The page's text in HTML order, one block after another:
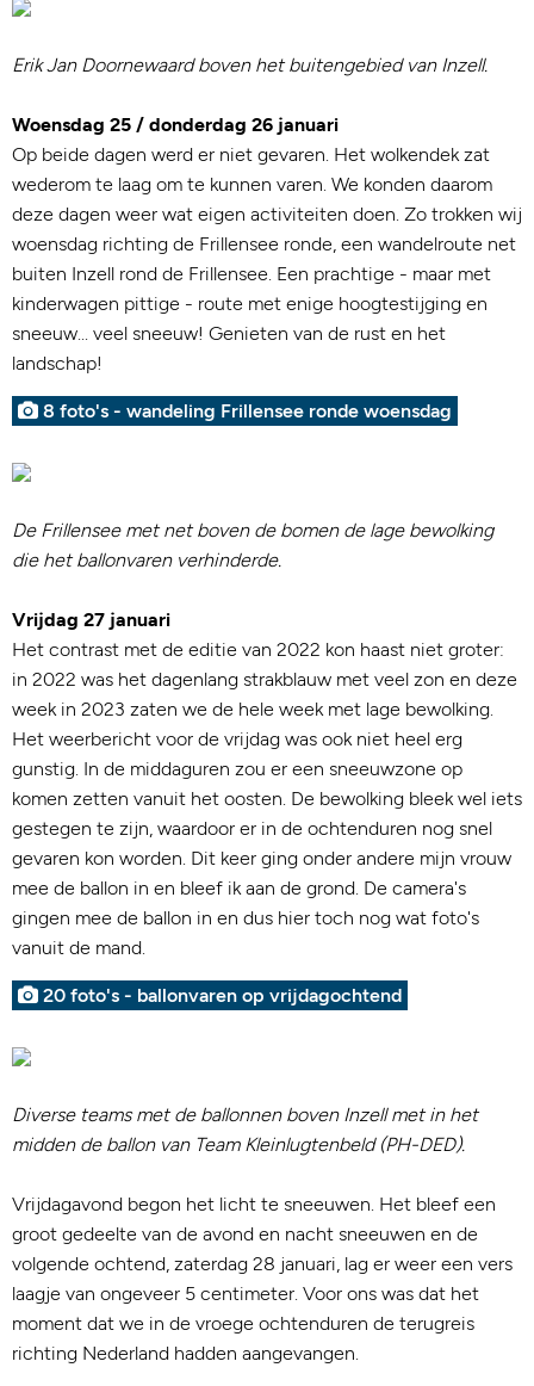
Erik Jan Doornewaard boven het buitengebied van Inzell.
Woensdag 25 / donderdag 26 januari
Op beide dagen werd er niet gevaren. Het wolkendek zat
wederom te laag om te kunnen varen. We konden daarom
deze dagen weer wat eigen activiteiten doen. Zo trokken wij
woensdag richting de Frillensee ronde, een wandelroute net
buiten Inzell rond de Frillensee. Een prachtige - maar met
kinderwagen pittige - route met enige hoogtestijging en
sneeuw... veel sneeuw! Genieten van de rust en het
landschap!
8 foto's - wandeling Frillensee ronde woensdag
De Frillensee met net boven de bomen de lage bewolking
die het ballonvaren verhinderde.
Vrijdag 27 januari
Het contrast met de editie van 2022 kon haast niet groter:
in 2022 was het dagenlang strakblauw met veel zon en deze
week in 2023 zaten we de hele week met lage bewolking.
Het weerbericht voor de vrijdag was ook niet heel erg
gunstig. In de middaguren zou er een sneeuwzone op
komen zetten vanuit het oosten. De bewolking bleek wel iets
gestegen te zijn, waardoor er in de ochtenduren nog snel
gevaren kon worden. Dit keer ging onder andere mijn vrouw
mee de ballon in en bleef ik aan de grond. De camera's
gingen mee de ballon in en dus hier toch nog wat foto's
vanuit de mand.
20 foto's - ballonvaren op vrijdagochtend
Diverse teams met de ballonnen boven Inzell met in het
midden de ballon van Team Kleinlugtenbeld (PH-DED).
Vrijdagavond begon het licht te sneeuwen. Het bleef een
groot gedeelte van de avond en nacht sneeuwen en de
volgende ochtend, zaterdag 28 januari, lag er weer een vers
laagje van ongeveer 5 centimeter. Voor ons was dat het
moment dat we in de vroege ochtenduren de terugreis
richting Nederland hadden aangevangen.